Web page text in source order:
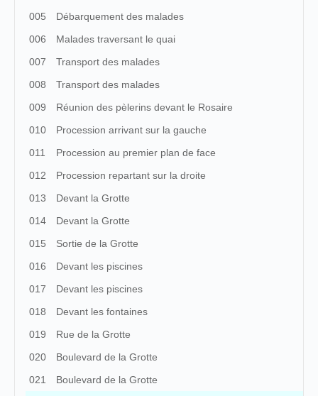
005
Débarquement des malades
006
Malades traversant le quai
007
Transport des malades
008
Transport des malades
009
Réunion des pèlerins devant le Rosaire
010
Procession arrivant sur la gauche
011
Procession au premier plan de face
012
Procession repartant sur la droite
013
Devant la Grotte
014
Devant la Grotte
015
Sortie de la Grotte
016
Devant les piscines
017
Devant les piscines
018
Devant les fontaines
019
Rue de la Grotte
020
Boulevard de la Grotte
021
Boulevard de la Grotte